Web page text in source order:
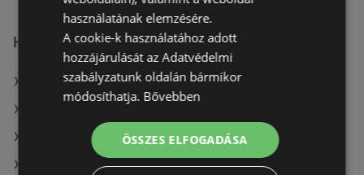
Hasonló kiskereskedők
A(z) Privát ajánlatai
A(z) AlphaZoo ajánlatai
A(z) Lidl ajánlatai
használatának elemzésére.
A cookie-k használatához adott
hozzájárulását az Adatvédelmi
szabályzatunk oldalán bármikor
módosíthatja. Bővebben
ÖSSZES ELFOGADÁSA